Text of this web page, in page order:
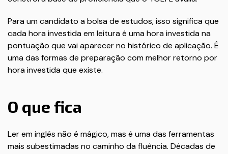
Para um candidato a bolsa de estudos, isso significa que
cada hora investida em leitura é uma hora investida na
pontuação que vai aparecer no histórico de aplicação. É
uma das formas de preparação com melhor retorno por
hora investida que existe.
O que fica
Ler em inglês não é mágico, mas é uma das ferramentas
mais subestimadas no caminho da fluência. Décadas de